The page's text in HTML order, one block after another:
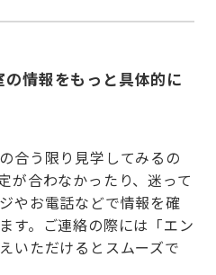
情報をもっと具体的に
合う限り見学してみるの
が合わなかったり、迷って
やお電話などで情報を確
す。ご連絡の際には「エン
いただけるとスムーズで